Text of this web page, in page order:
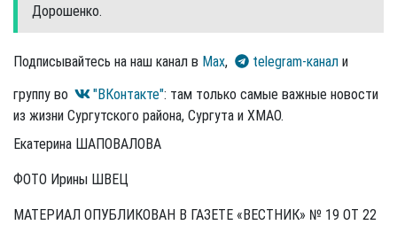
Дорошенко.
Подписывайтесь на наш канал в Max, telegram-канал и
группу во
"ВКонтакте": там только самые важные новости
из жизни Сургутского района, Сургута и ХМАО.
Екатерина ШАПОВАЛОВА
ФОТО Ирины ШВЕЦ
МАТЕРИАЛ ОПУБЛИКОВАН В ГАЗЕТЕ «ВЕСТНИК» № 19 ОТ 22